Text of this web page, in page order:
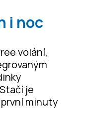
i noc
volání,
je
minuty